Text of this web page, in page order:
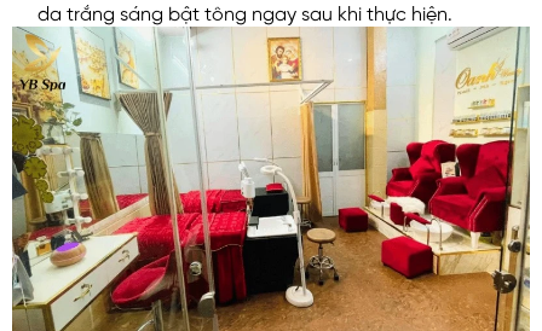
da trắng sáng bật tông ngay sau khi thực hiện.